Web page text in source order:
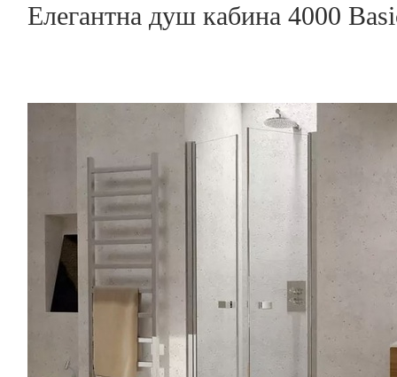
Елегантна душ кабина 4000